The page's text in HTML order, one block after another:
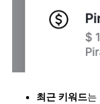
최근 키워드는